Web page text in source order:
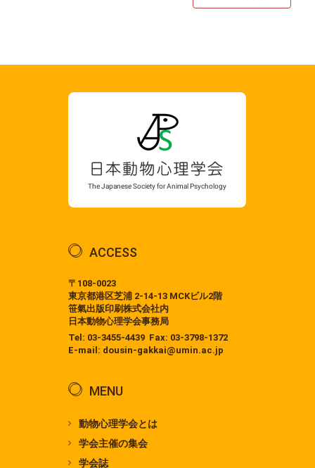
ACCESS
〒108-0023
東京都港区芝浦 2-14-13 MCKビル2階
笹氣出版印刷株式会社内
日本動物心理学会事務局
Tel: 03-3455-4439 Fax: 03-3798-1372
E-mail: dousin-gakkai@umin.ac.jp
MENU
動物心理学会とは
学会主催の集会
学会誌